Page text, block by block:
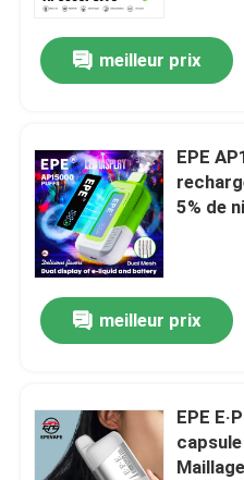
meilleur prix
EPE
5% de
meilleur prix
EPE